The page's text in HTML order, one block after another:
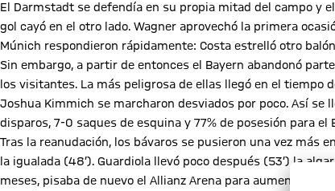
El Darmstadt se defendía en su propia mitad del campo y
gol cayó en el otro lado. Wagner aprovechó la primera
Múnich respondieron rápidamente: Costa estrelló otro
Sin embargo, a partir de entonces el Bayern abandonó
los visitantes. La más peligrosa de ellas llegó en el tiempo
Joshua Kimmich se marcharon desviados por poco. Así
disparos, 7-0 saques de esquina y 77% de posesión para el
Tras la reanudación, los bávaros se pusieron una vez más
la igualada (48’). Guardiola llevó poco después (53’) la
meses, pisaba de nuevo el Allianz Arena para aumentar la